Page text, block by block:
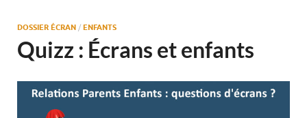
DOSSIER ÉCRAN / ENFANTS
Quizz : Écrans et enfants